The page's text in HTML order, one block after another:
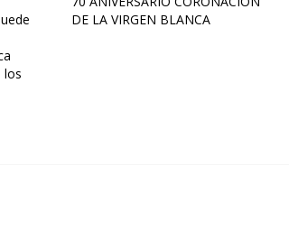
los
DE LA VIRGEN BLANCA